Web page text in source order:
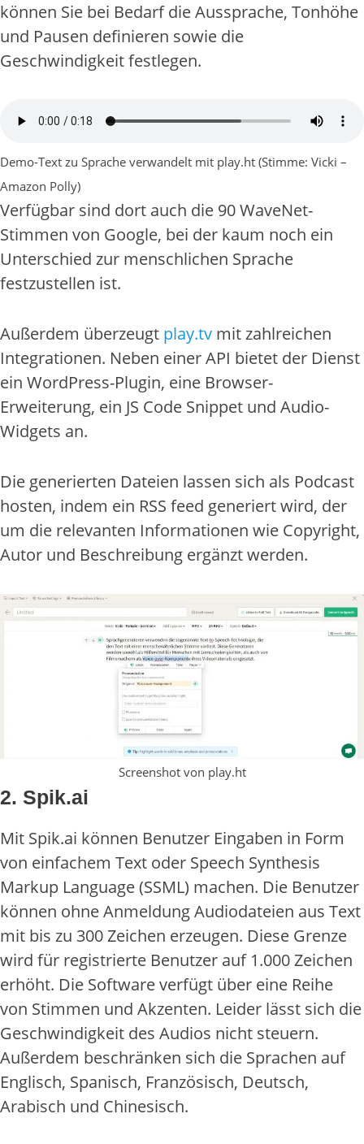
können Sie bei Bedarf die Aussprache, Tonhöhe
und Pausen definieren sowie die
Geschwindigkeit festlegen.
Demo-Text zu Sprache verwandelt mit play.ht (Stimme: Vicki –
Amazon Polly)
Verfügbar sind dort auch die 90 WaveNet-
Stimmen von Google, bei der kaum noch ein
Unterschied zur menschlichen Sprache
festzustellen ist.
Außerdem überzeugt play.tv mit zahlreichen
Integrationen. Neben einer API bietet der Dienst
ein WordPress-Plugin, eine Browser-
Erweiterung, ein JS Code Snippet und Audio-
Widgets an.
Die generierten Dateien lassen sich als Podcast
hosten, indem ein RSS feed generiert wird, der
um die relevanten Informationen wie Copyright,
Autor und Beschreibung ergänzt werden.
Screenshot von play.ht
2. Spik.ai
Mit Spik.ai können Benutzer Eingaben in Form
von einfachem Text oder Speech Synthesis
Markup Language (SSML) machen. Die Benutzer
können ohne Anmeldung Audiodateien aus Text
mit bis zu 300 Zeichen erzeugen. Diese Grenze
wird für registrierte Benutzer auf 1.000 Zeichen
erhöht. Die Software verfügt über eine Reihe
von Stimmen und Akzenten. Leider lässt sich die
Geschwindigkeit des Audios nicht steuern.
Außerdem beschränken sich die Sprachen auf
Englisch, Spanisch, Französisch, Deutsch,
Arabisch und Chinesisch.